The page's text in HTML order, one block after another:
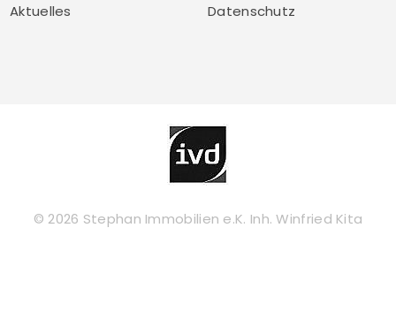
Aktuelles Datenschutz
© 2026 Stephan Immobilien e.K. Inh. Winfried Kita